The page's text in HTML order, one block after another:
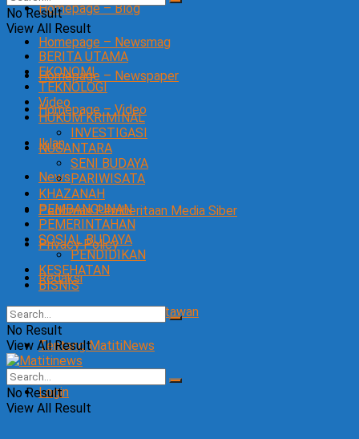
Homepage – Blog
Homepage – Newsmag
Homepage – Newspaper
Homepage – Video
Iklan
News
Pedoman Pemberitaan Media Siber
Privacy Policy
Redaksi
SOP Perlindungan Wartawan
Tentang MatitiNews
Login
No Result
View All Result
BERITA UTAMA
EKONOMI
TEKNOLOGI
Video
HUKUM KRIMINAL
INVESTIGASI
NUSANTARA
SENI BUDAYA
PARIWISATA
KHAZANAH
PEMBANGUNAN
PEMERINTAHAN
SOSIAL BUDAYA
PENDIDIKAN
KESEHATAN
BISNIS
No Result
View All Result
No Result
View All Result